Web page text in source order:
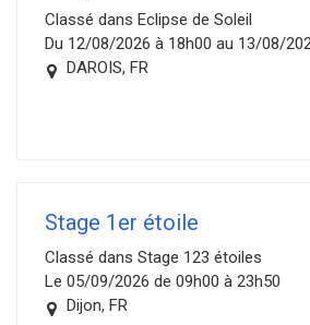
Classé dans Eclipse de Soleil
Du 12/08/2026 à 18h00 au 13/08/
DAROIS, FR
Stage 1er étoile
Classé dans Stage 123 étoiles
Le 05/09/2026 de 09h00 à 23h50
Dijon, FR